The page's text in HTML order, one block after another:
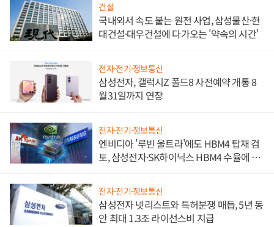
건설
국내외서 속도 붙는 원전 사업, 삼성물산·현
대건설·대우건설에 다가오는 '약속의 시간'
전자·전기·정보통신
삼성전자, 갤럭시Z 폴드8 사전예약 개통 8
월31일까지 연장
전자·전기·정보통신
엔비디아 '루빈 울트라'에도 HBM4 탑재 검
토, 삼성전자·SK하이닉스 HBM4 수율에 주
전자·전기·정보통신
삼성전자 넷리스트와 특허분쟁 매듭, 5년 동
안 최대 1.3조 라이선스비 지급